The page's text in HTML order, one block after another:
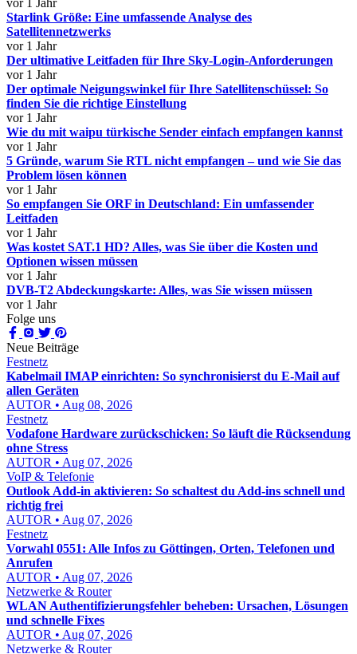
vor 1 Jahr
Starlink Größe: Eine umfassende Analyse des
Satellitennetzwerks
vor 1 Jahr
Der ultimative Leitfaden für Ihre Sky-Login-Anforderungen
vor 1 Jahr
Der optimale Neigungswinkel für Ihre Satellitenschüssel: So
finden Sie die richtige Einstellung
vor 1 Jahr
Wie du mit waipu türkische Sender einfach empfangen kannst
vor 1 Jahr
5 Gründe, warum Sie RTL nicht empfangen – und wie Sie das
Problem lösen können
vor 1 Jahr
So empfangen Sie ORF in Deutschland: Ein umfassender
Leitfaden
vor 1 Jahr
Was kostet SAT.1 HD? Alles, was Sie über die Kosten und
Optionen wissen müssen
vor 1 Jahr
DVB-T2 Abdeckungskarte: Alles, was Sie wissen müssen
vor 1 Jahr
Folge uns
Neue Beiträge
Festnetz
Kabelmail IMAP einrichten: So synchronisierst du E-Mail auf
allen Geräten
AUTOR • Aug 08, 2026
Festnetz
Vodafone Hardware zurückschicken: So läuft die Rücksendung
ohne Stress
AUTOR • Aug 07, 2026
VoIP & Telefonie
Outlook Add-in aktivieren: So schaltest du Add-ins schnell und
richtig frei
AUTOR • Aug 07, 2026
Festnetz
Vorwahl 0551: Alle Infos zu Göttingen, Orten, Telefonen und
Anrufen
AUTOR • Aug 07, 2026
Netzwerke & Router
WLAN Authentifizierungsfehler beheben: Ursachen, Lösungen
und schnelle Fixes
AUTOR • Aug 07, 2026
Netzwerke & Router